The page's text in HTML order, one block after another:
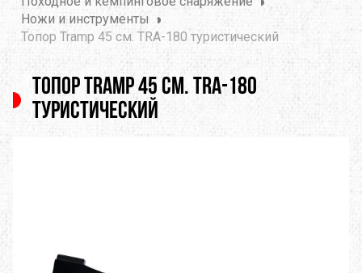
Ножи и инструменты
Топор Tramp 45 см. TRA-180 туристический
Топор Tramp 45 см. TRA-180
туристический